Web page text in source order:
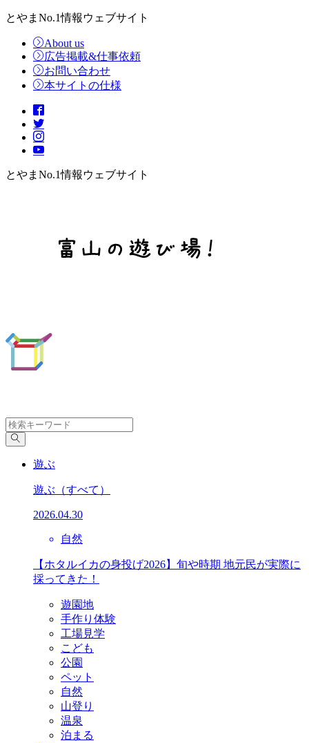
とやまNo.1情報ウェブサイト
About us
広告掲載&仕事依頼
お問い合わせ
本サイトの仕様
とやまNo.1情報ウェブサイト
遊ぶ
遊ぶ （すべて）
2026.04.30
自然
【ホタルイカの身投げ2026】旬や時期 地元民が実際に
採ってきた！
遊園地
手作り体験
工場見学
こども
公園
ペット
自然
山登り
温泉
泊まる